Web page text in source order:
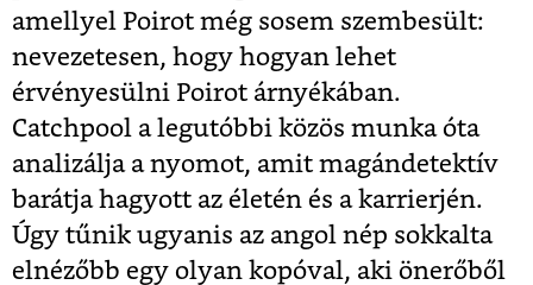
amellyel Poirot még sosem szembesült:
nevezetesen, hogy hogyan lehet
érvényesülni Poirot árnyékában.
Catchpool a legutóbbi közös munka óta
analizálja a nyomot, amit magándetektív
barátja hagyott az életén és a karrierjén.
Úgy tűnik ugyanis az angol nép sokkalta
elnézőbb egy olyan kopóval, aki önerőből